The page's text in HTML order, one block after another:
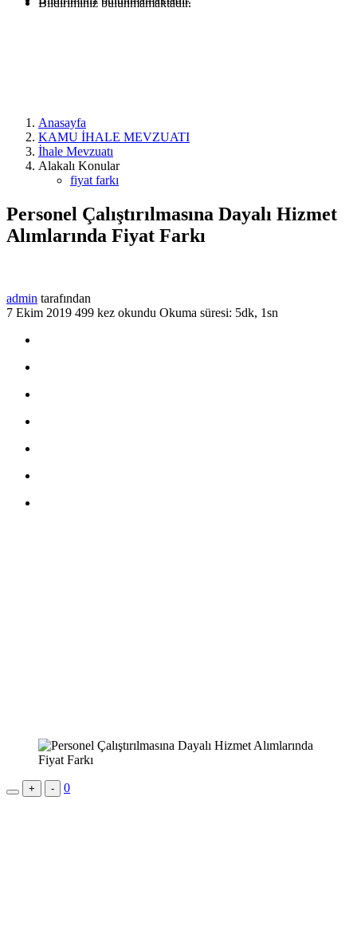
Bildiriminiz bulunmamaktadır.
Anasayfa
KAMU İHALE MEVZUATI
İhale Mevzuatı
Alakalı Konular
fiyat farkı
Personel Çalıştırılmasına Dayalı Hizmet
Alımlarında Fiyat Farkı
admin tarafından
7 Ekim 2019 499 kez okundu Okuma süresi: 5dk, 1sn
+ - 0